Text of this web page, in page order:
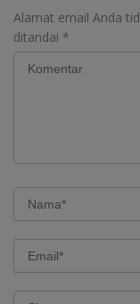
Alamat email Anda
ditandai *